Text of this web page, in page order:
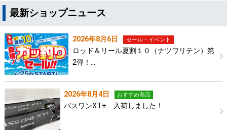
最新ショップニュース
2026年8月6日 セール・イベント
ロッド＆リール夏割１０（ナツワリテン）第
2弾！…
2026年8月4日 おすすめ商品
バスワンXT+ 入荷しました！